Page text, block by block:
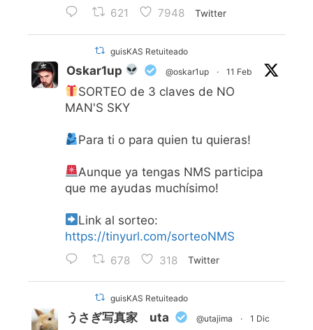
621 7948 Twitter
guisKAS Retuiteado
Oskar1up @oskar1up · 11 Feb
SORTEO de 3 claves de NO
MAN'S SKY
Para ti o para quien tu quieras!
Aunque ya tengas NMS participa
que me ayudas muchísimo!
Link al sorteo:
https://tinyurl.com/sorteoNMS
678 318 Twitter
guisKAS Retuiteado
うさぎ写真家 uta @utajima · 1 Dic